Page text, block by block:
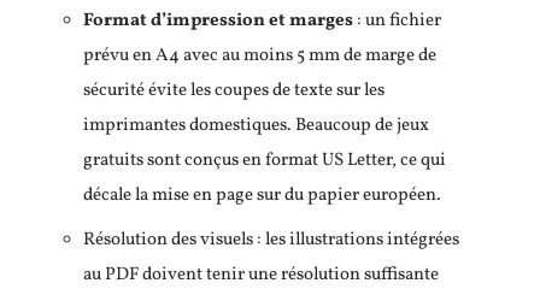
Format d’impression et marges: un fichier
prévu en A4 avec au moins 5 mm de marge de
sécurité évite les coupes de texte sur les
imprimantes domestiques. Beaucoup de jeux
gratuits sont conçus en format US Letter, ce qui
décale la mise en page sur du papier européen.
Résolution des visuels : les illustrations intégrées
au PDF doivent tenir une résolution suffisante